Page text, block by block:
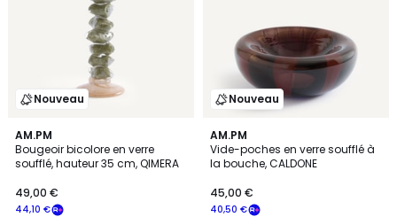
Nouveau
AM.PM
Bougeoir bicolore en verre
soufflé, hauteur 35 cm, QIMERA
44,10 €
49,00 €
Nouveau
AM.PM
Vide-poches en verre soufflé à
la bouche, CALDONE
40,50 €
45,00 €